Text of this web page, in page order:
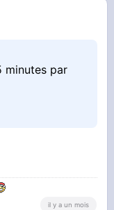
minutes par
il y a un mois